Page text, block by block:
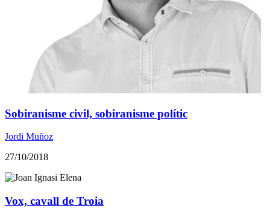
Sobiranisme civil, sobiranisme polític
Jordi Muñoz
27/10/2018
Vox, cavall de Troia